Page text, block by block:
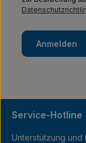
Anmelden
Service-Hotline
Unterstützung und